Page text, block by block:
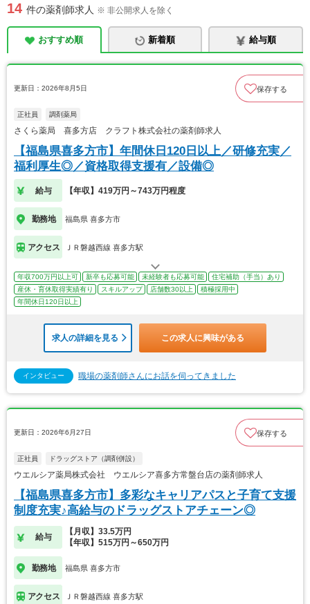
14 件の薬剤師求人 ※ 非公開求人を除く
おすすめ順 新着順 給与順
更新日：2026年8月5日 保存する
正社員 調剤薬局
さくら薬局 喜多方店 クラフト株式会社の薬剤師求人
【福島県喜多方市】年間休日120日以上／研修充実／
福利厚生◎／資格取得支援有／設備◎
給与 【年収】419万円～743万円程度
勤務地 福島県 喜多方市
アクセス ＪＲ磐越西線 喜多方駅
年収700万円以上可 新卒も応募可能 未経験者も応募可能
住宅補助（手当）あり
産休・育休取得実績有り
スキルアップ 店舗数30以上
積極採用中
年間休日120日以上
求人の詳細を見る この求人に興味がある
インタビュー 職場の薬剤師さんにお話を伺ってきました
更新日：2026年6月27日 保存する
正社員 ドラッグストア（調剤併設）
ウエルシア薬局株式会社 ウエルシア喜多方常盤台店の薬剤師求人
【福島県喜多方市】多彩なキャリアパスと子育て支援
制度充実♪高給与のドラッグストアチェーン◎
給与
【月収】33.5万円
【年収】515万円～650万円
勤務地 福島県 喜多方市
アクセス ＪＲ磐越西線 喜多方駅